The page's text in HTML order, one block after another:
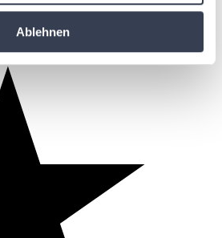
aktives Scannen nach
(Fingerprinting) identifizieren
wie Ihre persönlichen Daten
legen Sie Ihre Präferenzen im
fest.
Cookies. Wir verwenden
Anzeigen zu personalisieren, um
Medien bereitzustellen und um den
zu analysieren. Wir teilen
Ihre Nutzung unserer Website
soziale Medien, Werbung und
Ablehnen